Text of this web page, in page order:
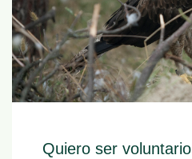
Quiero ser voluntario